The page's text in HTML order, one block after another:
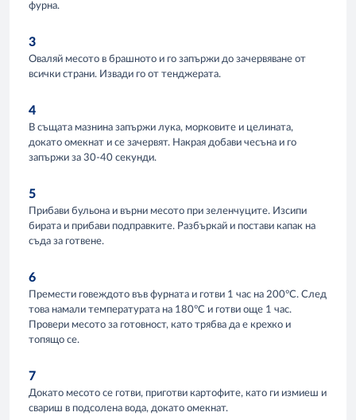
фурна.
3
Оваляй месото в брашното и го запържи до зачервяване от
всички страни. Извади го от тенджерата.
4
В същата мазнина запържи лука, морковите и целината,
докато омекнат и се зачервят. Накрая добави чесъна и го
запържи за 30-40 секунди.
5
Прибави бульона и върни месото при зеленчуците. Изсипи
бирата и прибави подправките. Разбъркай и постави капак на
съда за готвене.
6
Премести говеждото във фурната и готви 1 час на 200°С. След
това намали температурата на 180°С и готви още 1 час.
Провери месото за готовност, като трябва да е крехко и
топящо се.
7
Докато месото се готви, приготви картофите, като ги измиеш и
свариш в подсолена вода, докато омекнат.